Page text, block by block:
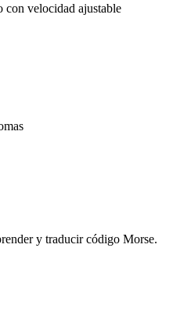
velocidad ajustable
y traducir código Morse.